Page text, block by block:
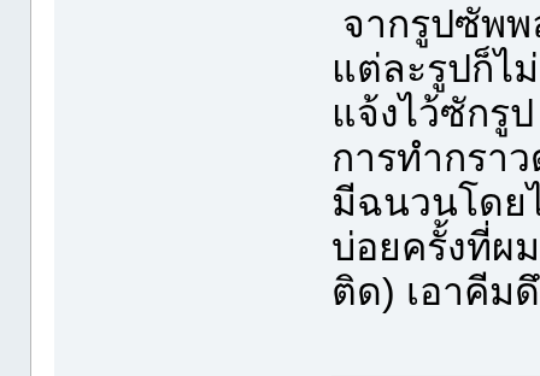
จากรูปซัพ
แต่ละรูปก็ไ
แจ้งไว้ซักรู
การทำกรา
มีฉนวนโดย
บ่อยครั้งที่ผ
ติด) เอาคีม